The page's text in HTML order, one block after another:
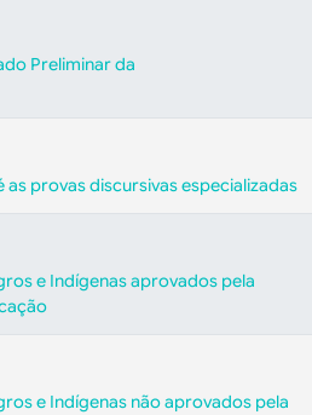
Preliminar da
provas discursivas especializadas
e Indígenas aprovados pela
e Indígenas não aprovados pela